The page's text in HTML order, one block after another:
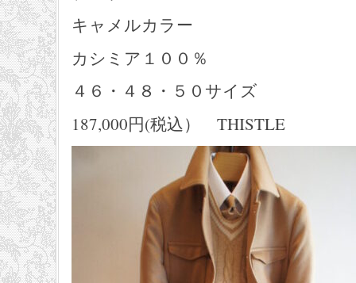
キャメルカラー
カシミア１００％
４６・４８・５０サイズ
187,000円(税込） THISTLE